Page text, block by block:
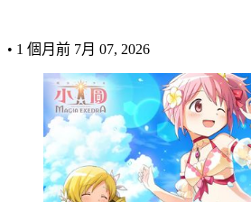
• 1 個月前 7月 07, 2026